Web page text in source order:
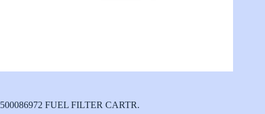
500086972 FUEL FILTER CARTR.